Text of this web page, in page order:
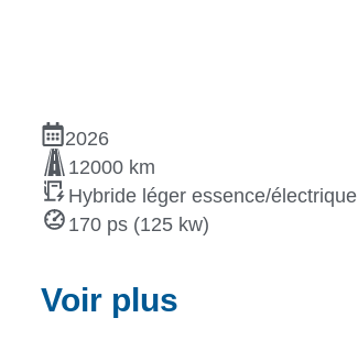
2026
12000 km
Hybride léger essence/électrique
170 ps (125 kw)
Voir plus